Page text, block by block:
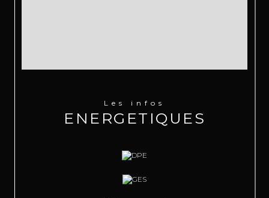
Les infos
ENERGETIQUES